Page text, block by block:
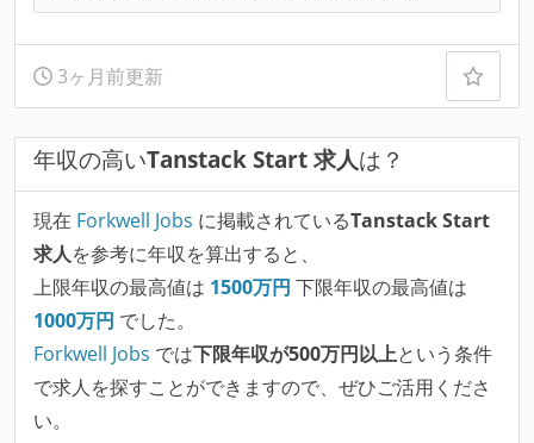
3ヶ月前更新
年収の高いTanstack Start 求人は？
現在 Forkwell Jobs に掲載されているTanstack Start
求人を参考に年収を算出すると、
上限年収の最高値は 1500万円 下限年収の最高値は
1000万円 でした。
Forkwell Jobs では下限年収が500万円以上という条件
で求人を探すことができますので、ぜひご活用くださ
い。